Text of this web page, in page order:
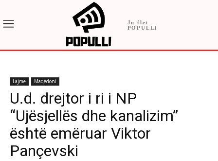
Ju flet
POPULLI
Lajme Maqedoni
U.d. drejtor i ri i NP
“Ujësjellës dhe kanalizim”
është emëruar Viktor
Pançevski